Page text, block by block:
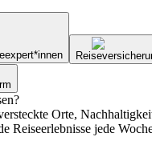
Orte,
Reiseerlebnisse jede